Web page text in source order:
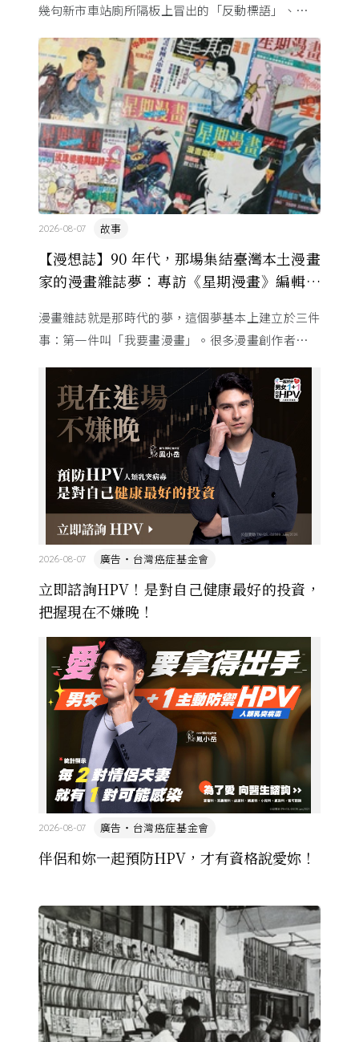
幾句新市車站廁所隔板上冒出的「反動標語」、一段
【漫想誌】90 年代，那場集結臺灣本土漫畫
家的漫畫雜誌夢：專訪《星期漫畫》編輯黃
故事
2026-08-07
漫畫雜誌就是那時代的夢，這個夢基本上建立於三件
事：第一件叫「我要畫漫畫」。很多漫畫創作者從小
畫畫怎麼活？」
立即諮詢HPV！是對自己健康最好的投資，
把握現在不嫌晚！
廣告・台灣癌症基金會
2026-08-07
伴侶和妳一起預防HPV，才有資格說愛妳！
廣告・台灣癌症基金會
2026-08-07